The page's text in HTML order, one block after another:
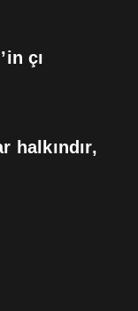
çı
halkındır,